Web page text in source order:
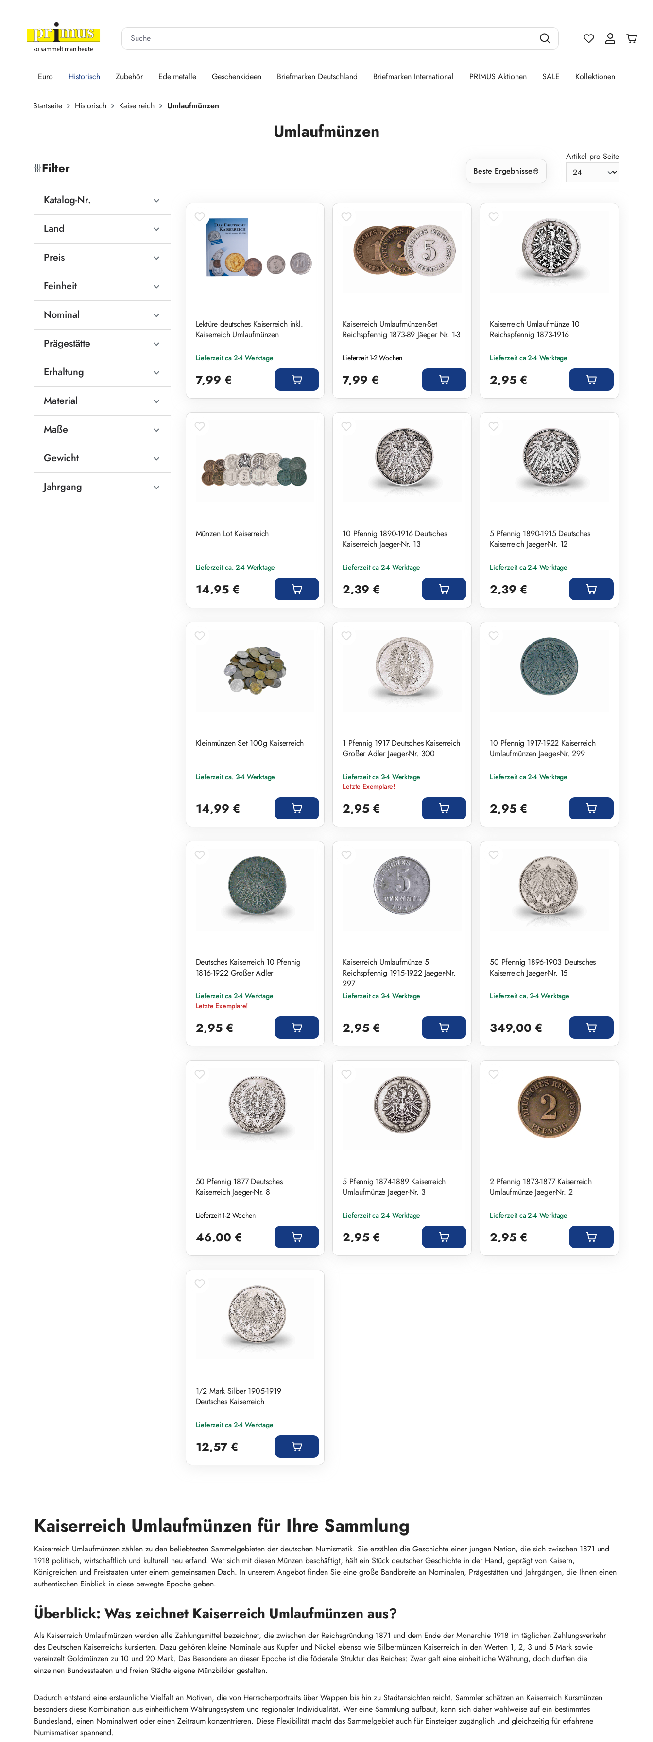
Du hast 0
Euro Historisch Zubehör Edelmetalle Geschenkideen Briefmarken Deutschland Briefmarken International PRIMUS Aktionen SALE Kollektionen
Startseite Historisch Kaiserreich Umlaufmünzen
Umlaufmünzen
Filter
Katalog-Nr.
Land
Preis
Feinheit
Nominal
Prägestätte
Erhaltung
Material
Maße
Gewicht
Jahrgang
Beste Ergebnisse
Artikel pro Seite
Lektüre deutsches Kaiserreich inkl.
Kaiserreich Umlaufmünzen
Lieferzeit ca 2-4 Werktage
7,99 €
Kaiserreich Umlaufmünzen-Set
Reichspfennig 1873-89 Jäeger Nr. 1-3
Lieferzeit 1-2 Wochen
7,99 €
Kaiserreich Umlaufmünze 10
Reichspfennig 1873-1916
Lieferzeit ca 2-4 Werktage
2,95 €
Münzen Lot Kaiserreich
Lieferzeit ca. 2-4 Werktage
14,95 €
10 Pfennig 1890-1916 Deutsches
Kaiserreich Jaeger-Nr. 13
Lieferzeit ca 2-4 Werktage
2,39 €
5 Pfennig 1890-1915 Deutsches
Kaiserreich Jaeger-Nr. 12
Lieferzeit ca 2-4 Werktage
2,39 €
Kleinmünzen Set 100g Kaiserreich
Lieferzeit ca. 2-4 Werktage
14,99 €
1 Pfennig 1917 Deutsches Kaiserreich
Großer Adler Jaeger-Nr. 300
Lieferzeit ca 2-4 Werktage
Letzte Exemplare!
2,95 €
10 Pfennig 1917-1922 Kaiserreich
Umlaufmünzen Jaeger-Nr. 299
Lieferzeit ca 2-4 Werktage
2,95 €
Deutsches Kaiserreich 10 Pfennig
1816-1922 Großer Adler
Lieferzeit ca 2-4 Werktage
Letzte Exemplare!
2,95 €
Kaiserreich Umlaufmünze 5
Reichspfennig 1915-1922 Jaeger-Nr.
297
Lieferzeit ca 2-4 Werktage
2,95 €
50 Pfennig 1896-1903 Deutsches
Kaiserreich Jaeger-Nr. 15
Lieferzeit ca. 2-4 Werktage
349,00 €
50 Pfennig 1877 Deutsches
Kaiserreich Jaeger-Nr. 8
Lieferzeit 1-2 Wochen
46,00 €
5 Pfennig 1874-1889 Kaiserreich
Umlaufmünze Jaeger-Nr. 3
Lieferzeit ca 2-4 Werktage
2,95 €
2 Pfennig 1873-1877 Kaiserreich
Umlaufmünze Jaeger-Nr. 2
Lieferzeit ca 2-4 Werktage
2,95 €
1/2 Mark Silber 1905-1919
Deutsches Kaiserreich
Lieferzeit ca 2-4 Werktage
12,57 €
Kaiserreich Umlaufmünzen für Ihre Sammlung
Kaiserreich Umlaufmünzen zählen zu den beliebtesten Sammelgebieten der deutschen Numismatik. Sie erzählen die Geschichte einer jungen Nation, die sich zwischen 1871 und
1918 politisch, wirtschaftlich und kulturell neu erfand. Wer sich mit diesen Münzen beschäftigt, hält ein Stück deutscher Geschichte in der Hand, geprägt von Kaisern,
Königreichen und Freistaaten unter einem gemeinsamen Dach. In unserem Angebot finden Sie eine große Bandbreite an Nominalen, Prägestätten und Jahrgängen, die Ihnen einen
authentischen Einblick in diese bewegte Epoche geben.
Überblick: Was zeichnet Kaiserreich Umlaufmünzen aus?
Als Kaiserreich Umlaufmünzen werden alle Zahlungsmittel bezeichnet, die zwischen der Reichsgründung 1871 und dem Ende der Monarchie 1918 im täglichen Zahlungsverkehr
des Deutschen Kaiserreichs kursierten. Dazu gehören kleine Nominale aus Kupfer und Nickel ebenso wie Silbermünzen Kaiserreich in den Werten 1, 2, 3 und 5 Mark sowie
vereinzelt Goldmünzen zu 10 und 20 Mark. Das Besondere an dieser Epoche ist die föderale Struktur des Reiches: Zwar galt eine einheitliche Währung, doch durften die
einzelnen Bundesstaaten und freien Städte eigene Münzbilder gestalten.
Dadurch entstand eine erstaunliche Vielfalt an Motiven, die von Herrscherportraits über Wappen bis hin zu Stadtansichten reicht. Sammler schätzen an Kaiserreich Kursmünzen
besonders diese Kombination aus einheitlichem Währungssystem und regionaler Individualität. Wer eine Sammlung aufbaut, kann sich daher wahlweise auf ein bestimmtes
Bundesland, einen Nominalwert oder einen Zeitraum konzentrieren. Diese Flexibilität macht das Sammelgebiet auch für Einsteiger zugänglich und gleichzeitig für erfahrene
Numismatiker spannend.